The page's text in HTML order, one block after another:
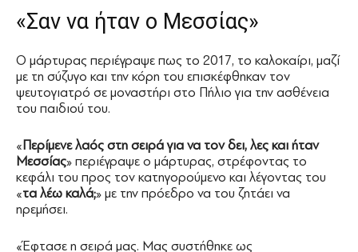
«Σαν να ήταν ο Μεσσίας»
Ο μάρτυρας περιέγραψε πως το 2017, το καλοκαίρι, μαζί
με τη σύζυγο και την κόρη του επισκέφθηκαν τον
ψευτογιατρό σε μοναστήρι στο Πήλιο για την ασθένεια
του παιδιού του.
« Περίμενε λαός στη σειρά για να τον δει, λες και ήταν
Μεσσίας» περιέγραψε ο μάρτυρας, στρέφοντας το
κεφάλι του προς τον κατηγορούμενο και λέγοντας του
«τα λέω καλά;» με την πρόεδρο να του ζητάει να
ηρεμήσει.
«Έφτασε η σειρά μας. Μας συστήθηκε ως